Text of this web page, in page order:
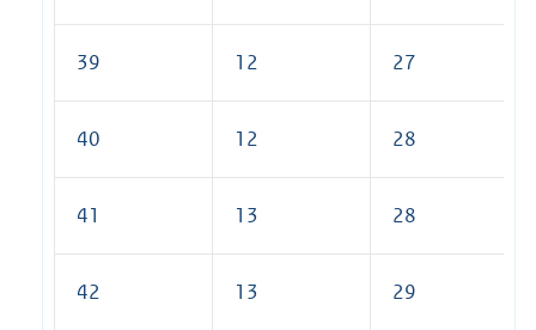
39 12 27
40 12 28
41 13 28
42 13 29